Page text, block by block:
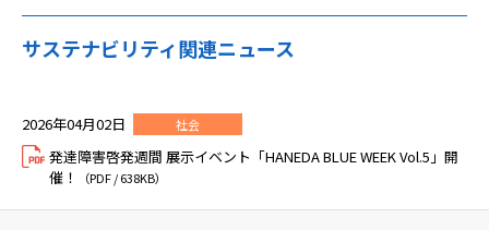
サステナビリティ関連ニュース
2026年04月02日 社会
発達障害啓発週間 展示イベント「HANEDA BLUE WEEK Vol.5」開
催！
（PDF / 638KB）